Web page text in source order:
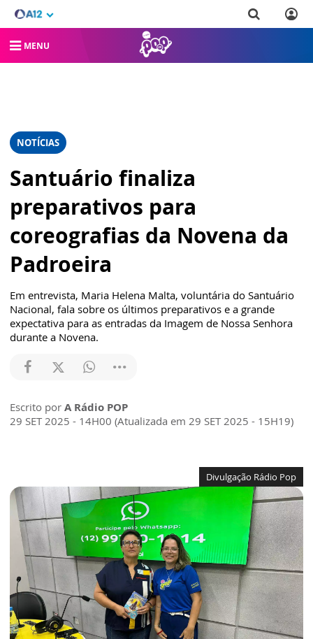
MENU
NOTÍCIAS
Santuário finaliza
preparativos para
coreografias da Novena da
Padroeira
Em entrevista, Maria Helena Malta, voluntária do Santuário
Nacional, fala sobre os últimos preparativos e a grande
expectativa para as entradas da Imagem de Nossa Senhora
durante a Novena.
Escrito por A Rádio POP
29 SET 2025 - 14H00 (Atualizada em 29 SET 2025 - 15H19)
Divulgação Rádio Pop